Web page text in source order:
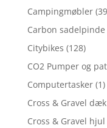
Campingmøbler
Carbon sadelpinde
Citybikes (128)
CO2 Pumper og
Computertasker (1)
Cross & Gravel dæk
Cross & Gravel